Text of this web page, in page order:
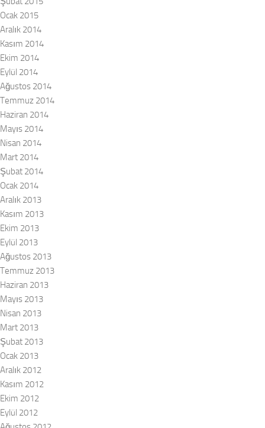
Ocak 2015
Aralık 2014
Kasım 2014
Ekim 2014
Eylül 2014
Ağustos 2014
Temmuz 2014
Haziran 2014
Mayıs 2014
Nisan 2014
Mart 2014
Şubat 2014
Ocak 2014
Aralık 2013
Kasım 2013
Ekim 2013
Eylül 2013
Ağustos 2013
Temmuz 2013
Haziran 2013
Mayıs 2013
Nisan 2013
Mart 2013
Şubat 2013
Ocak 2013
Aralık 2012
Kasım 2012
Ekim 2012
Eylül 2012